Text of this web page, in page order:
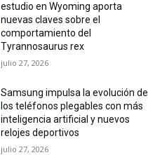
estudio en Wyoming aporta
nuevas claves sobre el
comportamiento del
Tyrannosaurus rex
julio 27, 2026
Samsung impulsa la evolución de
los teléfonos plegables con más
inteligencia artificial y nuevos
relojes deportivos
julio 27, 2026